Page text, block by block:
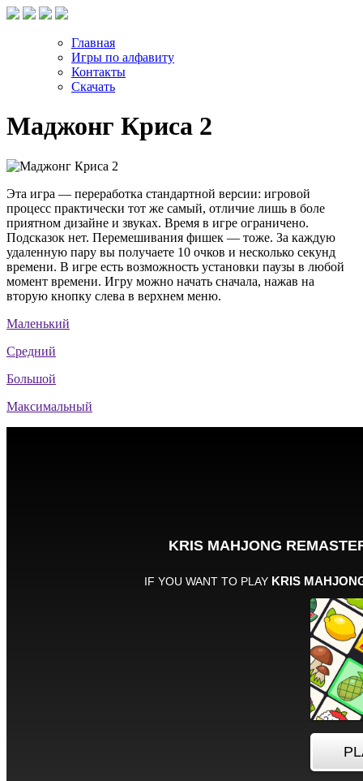
Главная
Игры по алфавиту
Контакты
Скачать
Маджонг Криса 2
Эта игра — переработка стандартной версии: игровой
процесс практически тот же самый, отличие лишь в боле
приятном дизайне и звуках. Время в игре ограничено.
Подсказок нет. Перемешивания фишек — тоже. За каждую
удаленную пару вы получаете 10 очков и несколько секунд
времени. В игре есть возможность установки паузы в любой
момент времени. Игру можно начать сначала, нажав на
вторую кнопку слева в верхнем меню.
Маленький
Средний
Большой
Максимальный